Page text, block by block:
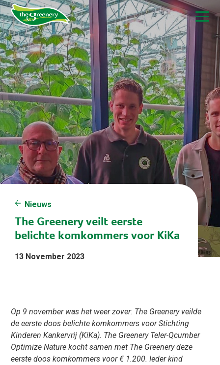
Nieuws
The Greenery veilt eerste
belichte komkommers voor KiKa
13 November 2023
Op 9 november was het weer zover: The Greenery veilde
de eerste doos belichte komkommers voor Stichting
Kinderen Kankervrij (KiKa). The Greenery Teler-Qcumber
Optimize Nature kocht samen met The Greenery deze
eerste doos komkommers voor € 1.200. Ieder kind